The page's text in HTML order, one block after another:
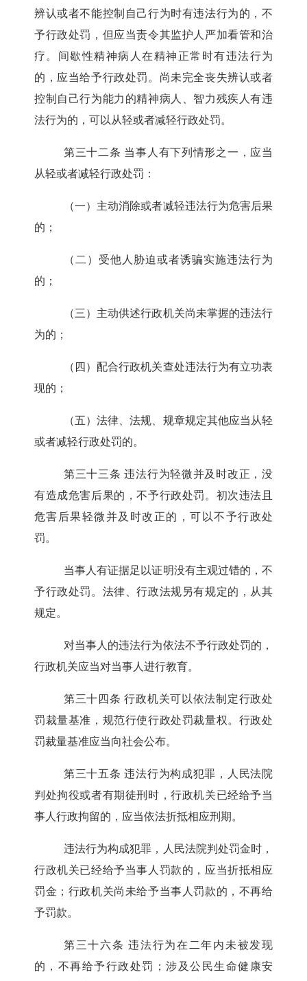
辨认或者不能控制自己行为时有违法行为的，不
予行政处罚，但应当责令其监护人严加看管和治
疗。间歇性精神病人在精神正常时有违法行为
的，应当给予行政处罚。尚未完全丧失辨认或者
控制自己行为能力的精神病人、智力残疾人有违
法行为的，可以从轻或者减轻行政处罚。
第三十二条 当事人有下列情形之一，应当
从轻或者减轻行政处罚：
（一）主动消除或者减轻违法行为危害后果
的；
（二）受他人胁迫或者诱骗实施违法行为
的；
（三）主动供述行政机关尚未掌握的违法行
为的；
（四）配合行政机关查处违法行为有立功表
现的；
（五）法律、法规、规章规定其他应当从轻
或者减轻行政处罚的。
第三十三条 违法行为轻微并及时改正，没
有造成危害后果的，不予行政处罚。初次违法且
危害后果轻微并及时改正的，可以不予行政处
罚。
当事人有证据足以证明没有主观过错的，不
予行政处罚。法律、行政法规另有规定的，从其
规定。
对当事人的违法行为依法不予行政处罚的，
行政机关应当对当事人进行教育。
第三十四条 行政机关可以依法制定行政处
罚裁量基准，规范行使行政处罚裁量权。行政处
罚裁量基准应当向社会公布。
第三十五条 违法行为构成犯罪，人民法院
判处拘役或者有期徒刑时，行政机关已经给予当
事人行政拘留的，应当依法折抵相应刑期。
违法行为构成犯罪，人民法院判处罚金时，
行政机关已经给予当事人罚款的，应当折抵相应
罚金；行政机关尚未给予当事人罚款的，不再给
予罚款。
第三十六条 违法行为在二年内未被发现
的，不再给予行政处罚；涉及公民生命健康安